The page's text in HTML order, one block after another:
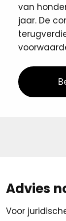
van
jaar. De
Advies
Voor